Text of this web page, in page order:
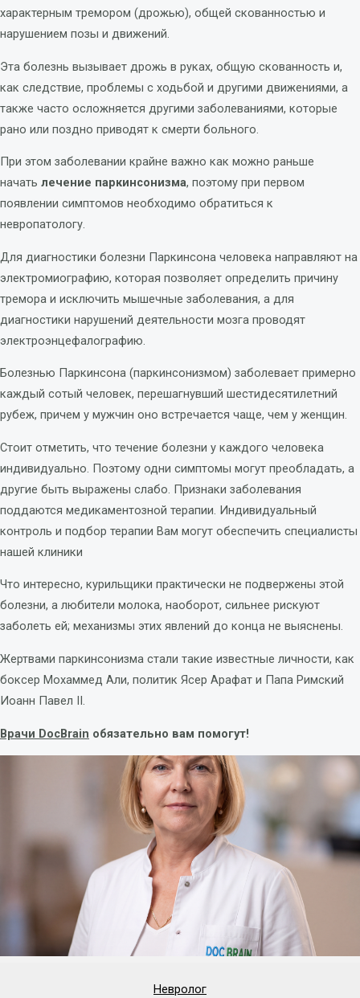
характерным тремором (дрожью), общей скованностью и
нарушением позы и движений.
Эта болезнь вызывает дрожь в руках, общую скованность и,
как следствие, проблемы с ходьбой и другими движениями, а
также часто осложняется другими заболеваниями, которые
рано или поздно приводят к смерти больного.
При этом заболевании крайне важно как можно раньше
начать лечение паркинсонизма, поэтому при первом
появлении симптомов необходимо обратиться к
невропатологу.
Для диагностики болезни Паркинсона человека направляют на
электромиографию, которая позволяет определить причину
тремора и исключить мышечные заболевания, а для
диагностики нарушений деятельности мозга проводят
электроэнцефалографию.
Болезнью Паркинсона (паркинсонизмом) заболевает примерно
каждый сотый человек, перешагнувший шестидесятилетний
рубеж, причем у мужчин оно встречается чаще, чем у женщин.
Стоит отметить, что течение болезни у каждого человека
индивидуально. Поэтому одни симптомы могут преобладать, а
другие быть выражены слабо. Признаки заболевания
поддаются медикаментозной терапии. Индивидуальный
контроль и подбор терапии Вам могут обеспечить специалисты
нашей клиники
Что интересно, курильщики практически не подвержены этой
болезни, а любители молока, наоборот, сильнее рискуют
заболеть ей; механизмы этих явлений до конца не выяснены.
Жертвами паркинсонизма стали такие известные личности, как
боксер Мохаммед Али, политик Ясер Арафат и Папа Римский
Иоанн Павел II.
Врачи DocBrain обязательно вам помогут!
Невролог